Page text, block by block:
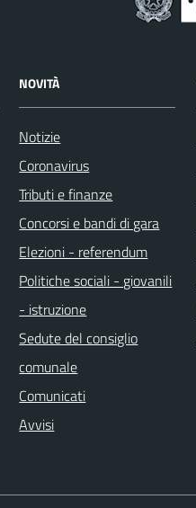
NOVITÀ
Notizie
Coronavirus
Tributi e finanze
Concorsi e bandi di gara
Elezioni - referendum
Politiche sociali - giovanili
- istruzione
Sedute del consiglio
comunale
Comunicati
Avvisi